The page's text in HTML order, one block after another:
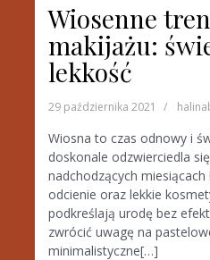
Wiosenne
makijażu:
lekkość
29 października 2021
Wiosna to czas odnowy i
doskonale odzwierciedla
nadchodzących
odcienie oraz lekkie
podkreślają urodę bez
zwrócić uwagę na
minimalistyczne[…]